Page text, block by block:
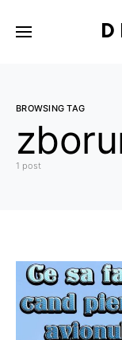
BROWSING TAG
1 post